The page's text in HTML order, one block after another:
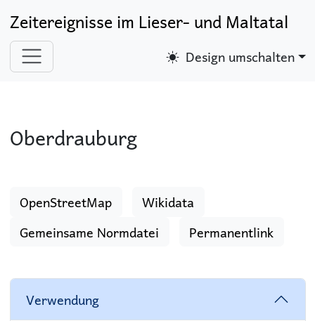
Zeitereignisse im Lieser- und Maltatal
Design umschalten
Oberdrauburg
OpenStreetMap
Wikidata
Gemeinsame Normdatei
Permanentlink
Verwendung